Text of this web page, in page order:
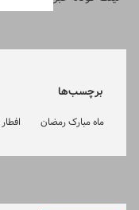
برچسب‌ها
ماه مبارک رمضان افطار